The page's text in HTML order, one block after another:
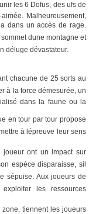
les 6 Dofus, des ufs de
Malheureusement,
dans un accès de rage.
dune montagne et
déluge dévastateur.
chacune de 25 sorts au
à la force démesurée, un
dans la faune ou la
en tour par tour propose
à lépreuve leur sens
joueur ont un impact sur
espèce disparaisse, sil
Aux joueurs de
les ressources
zone, tiennent les joueurs